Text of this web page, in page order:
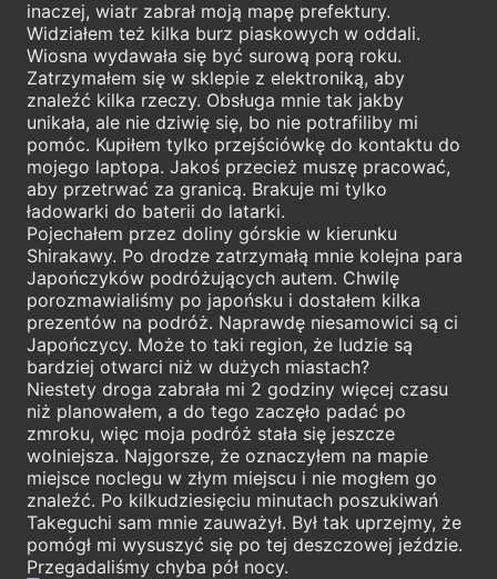
inaczej, wiatr zabrał moją mapę prefektury.
Widziałem też kilka burz piaskowych w oddali.
Wiosna wydawała się być surową porą roku.
Zatrzymałem się w sklepie z elektroniką, aby
znaleźć kilka rzeczy. Obsługa mnie tak jakby
unikała, ale nie dziwię się, bo nie potrafiliby mi
pomóc. Kupiłem tylko przejściówkę do kontaktu do
mojego laptopa. Jakoś przecież muszę pracować,
aby przetrwać za granicą. Brakuje mi tylko
ładowarki do baterii do latarki.
Pojechałem przez doliny górskie w kierunku
Shirakawy. Po drodze zatrzymałą mnie kolejna para
Japończyków podróżujących autem. Chwilę
porozmawialiśmy po japońsku i dostałem kilka
prezentów na podróż. Naprawdę niesamowici są ci
Japończycy. Może to taki region, że ludzie są
bardziej otwarci niż w dużych miastach?
Niestety droga zabrała mi 2 godziny więcej czasu
niż planowałem, a do tego zaczęło padać po
zmroku, więc moja podróż stała się jeszcze
wolniejsza. Najgorsze, że oznaczyłem na mapie
miejsce noclegu w złym miejscu i nie mogłem go
znaleźć. Po kilkudziesięciu minutach poszukiwań
Takeguchi sam mnie zauważył. Był tak uprzejmy, że
pomógł mi wysuszyć się po tej deszczowej jeździe.
Przegadaliśmy chyba pół nocy.